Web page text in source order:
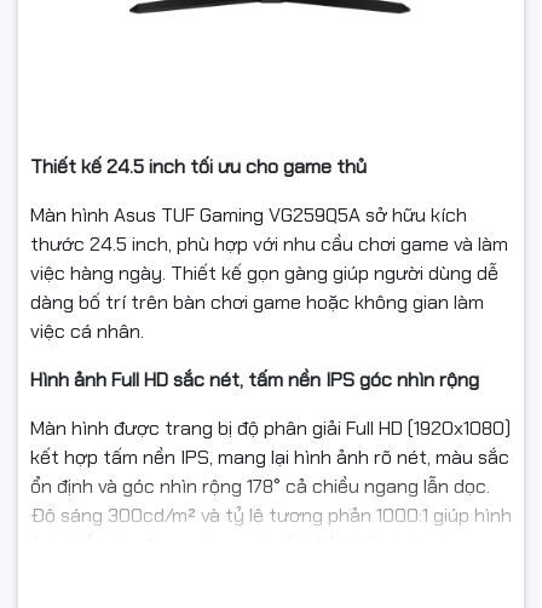
Thiết kế 24.5 inch tối ưu cho game thủ
Màn hình Asus TUF Gaming VG259Q5Asở hữu kích
thước 24.5 inch, phù hợp với nhu cầu chơi game và làm
việc hàng ngày. Thiết kế gọn gàng giúp người dùng dễ
dàng bố trí trên bàn chơi game hoặc không gian làm
việc cá nhân.
Hình ảnh Full HD sắc nét, tấm nền IPS góc nhìn rộng
Màn hình được trang bị độ phân giải Full HD (1920x1080)
kết hợp tấm nền IPS, mang lại hình ảnh rõ nét, màu sắc
ổn định và góc nhìn rộng 178° cả chiều ngang lẫn dọc.
Độ sáng 300cd/m² và tỷ lệ tương phản 1000:1 giúp hình